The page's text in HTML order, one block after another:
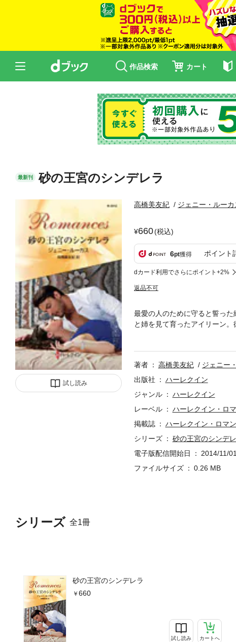
作品検索 カート
最新刊 砂の王宮のシンデレラ
試し読み
高橋美友紀 ジェニー・ルーカ
660(税込)
6pt獲得 ポイント
dカード利用でさらにポイント+2%
返品不可
シリーズ 全1冊
砂の王宮のシンデレラ
660
試し読み カートへ
最愛の人のために守ると誓っ
と姉を見て育ったアイリーン
で、純潔を守り通すこと。だ
拒絶に遭い、酷く困惑したよ
乗っている人気作家ジェニー
著者 高橋美友紀
ジェニー
出版社
ハーレクイン
ジャンル
ハーレクイン
レーベル
ハーレクイン・ロ
掲載誌
ハーレクイン・ロマ
シリーズ
砂の王宮のシンデ
電子版配信開始日
2014/11/01
ファイルサイズ
0.26 MB